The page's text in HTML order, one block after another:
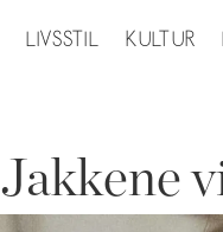
LIVSSTIL KULTUR
Jakkene